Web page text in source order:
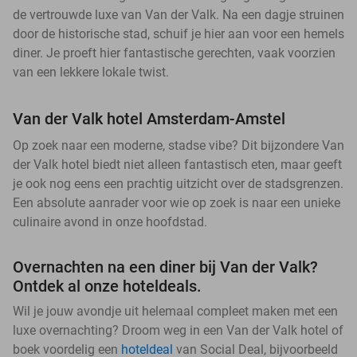
de vertrouwde luxe van Van der Valk. Na een dagje struinen
door de historische stad, schuif je hier aan voor een hemels
diner. Je proeft hier fantastische gerechten, vaak voorzien
van een lekkere lokale twist.
Van der Valk hotel Amsterdam-Amstel
Op zoek naar een moderne, stadse vibe? Dit bijzondere Van
der Valk hotel biedt niet alleen fantastisch eten, maar geeft
je ook nog eens een prachtig uitzicht over de stadsgrenzen.
Een absolute aanrader voor wie op zoek is naar een unieke
culinaire avond in onze hoofdstad.
Overnachten na een diner bij Van der Valk?
Ontdek al onze hoteldeals.
Wil je jouw avondje uit helemaal compleet maken met een
luxe overnachting? Droom weg in een Van der Valk hotel of
boek voordelig een hoteldeal van Social Deal, bijvoorbeeld